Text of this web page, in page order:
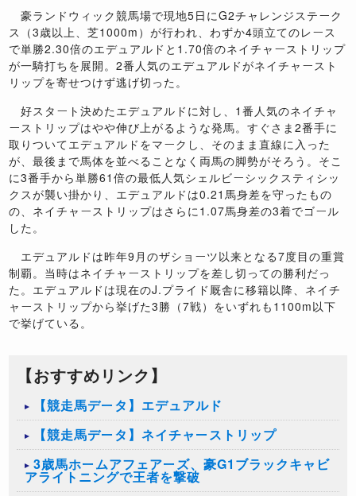
豪ランドウィック競馬場で現地5日にG2チャレンジステーク
ス（3歳以上、芝1000m ）が行われ、わずか4頭立てのレース
で単勝2.30倍のエデュアルドと 1.70倍のネイチャーストリップ
が一騎打ちを展開。2番人気のエデュアルドがネイチャースト
リップを寄せつけず逃げ切った。
好スタート決めたエデュアルドに対し、 1番人気のネイチャ
ーストリップはやや伸び上がるような発馬。すぐさま2番手に
取りついてエデュアルドをマークし、そのまま直線に入った
が、最後まで馬体を並べることなく両馬の脚勢がそろう。そこ
に3番手から単勝61倍の最低人気シェルビーシックスティシッ
クスが襲い掛かり、エデュアルドは0.21馬身差を守ったもの
の、ネイチャーストリップはさらに1.07馬身差の3着でゴール
した。
エデュアルドは昨年9 月のザショーツ以来となる7度目の重賞
制覇。当時はネイチャーストリップを差し切っての勝利だっ
た。エデュアルドは現在のJ.プライド厩舎に移籍以降、ネイチ
ャーストリップから挙げた3勝（7戦）をいずれも 1100m以下
で挙げている。
【おすすめリンク】
【競走馬データ】エデュアルド
【競走馬データ】ネイチャーストリップ
3歳馬ホームアフェアーズ、豪G1ブラックキャビ
アライトニングで王者を撃破